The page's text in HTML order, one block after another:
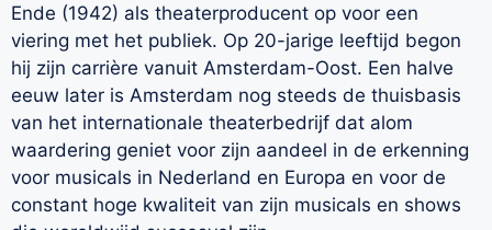
Ende (1942) als theaterproducent op voor een
viering met het publiek. Op 20-jarige leeftijd begon
hij zijn carrière vanuit Amsterdam-Oost. Een halve
eeuw later is Amsterdam nog steeds de thuisbasis
van het internationale theaterbedrijf dat alom
waardering geniet voor zijn aandeel in de erkenning
voor musicals in Nederland en Europa en voor de
constant hoge kwaliteit van zijn musicals en shows